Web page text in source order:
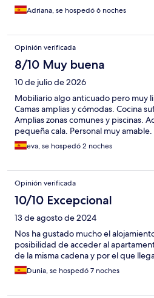
Adriana, se hospedó 6 noches
Opinión verificada
8/10 Muy buena
10 de julio de 2026
Mobiliario algo anticuado pero muy
Camas amplias y cómodas. Cocina
Amplias zonas comunes y piscinas.
pequeña cala. Personal muy amable.
eva, se hospedó 2 noches
Opinión verificada
10/10 Excepcional
13 de agosto de 2024
Nos ha gustado mucho el
posibilidad de acceder al
de la misma cadena y por el que
Dunia, se hospedó 7 noches